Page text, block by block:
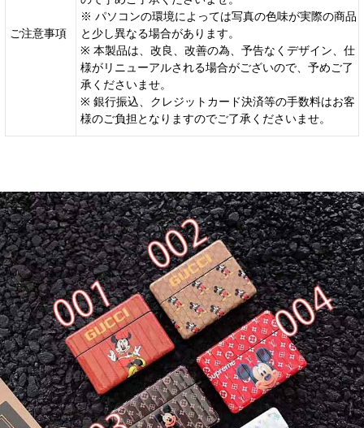
ご注意事項
※ パソコンの環境によっては写真の色味が実際の商品
と少し異なる場合があります。
※ 本製品は、改良、改善の為、予告なくデザイン、仕
様がリニューアルされる場合がございので、予めご了
承くださいませ。
※ 銀行振込、クレジットカード決済等の手数料はお客
様のご負担となりますのでご了承くださいませ。